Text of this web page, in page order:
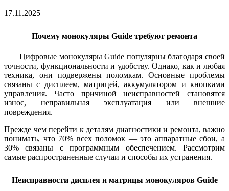
17.11.2025
Почему монокуляры Guide требуют ремонта
Цифровые монокуляры Guide популярны благодаря своей
точности, функциональности и удобству. Однако, как и любая
техника, они подвержены поломкам. Основные проблемы
связаны с дисплеем, матрицей, аккумулятором и кнопками
управления. Часто причиной неисправностей становятся
износ, неправильная эксплуатация или внешние
повреждения.
Прежде чем перейти к деталям диагностики и ремонта, важно
понимать, что 70% всех поломок — это аппаратные сбои, а
30% связаны с программным обеспечением. Рассмотрим
самые распространенные случаи и способы их устранения.
Неисправности дисплея и матрицы монокуляров Guide